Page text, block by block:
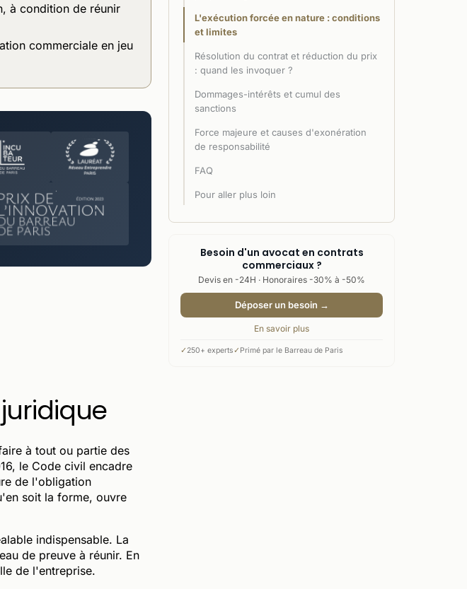
à condition de réunir
commerciale en jeu
à tout ou partie des
le Code civil encadre
de l'obligation
soit la forme, ouvre
indispensable. La
de preuve à réunir. En
de l'entreprise.
L'exécution forcée en nature : conditions
et limites
Résolution du contrat et réduction du prix
: quand les invoquer ?
Dommages-intérêts et cumul des
sanctions
Force majeure et causes d'exonération
de responsabilité
FAQ
Pour aller plus loin
Besoin d'un avocat en contrats
commerciaux ?
Devis en -24H · Honoraires -30% à -50%
Déposer un besoin →
En savoir plus
✓ 250+ experts✓ Primé par le Barreau de Paris